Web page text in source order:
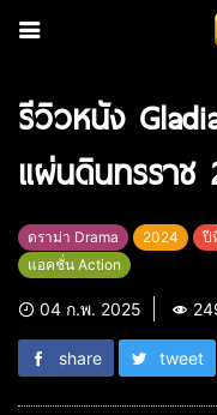
รีวิวหนัง
แผ่นดินทรราช
ดราม่า Drama 2024 ปี
แอคชั่น Action
04 ก.พ. 2025
share tweet